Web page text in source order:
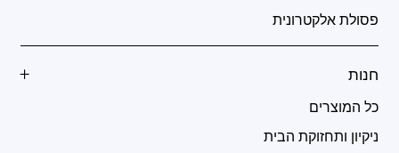
פסולת אלקטרונית
חנות
כל המוצרים
ניקיון ותחזוקת הבית